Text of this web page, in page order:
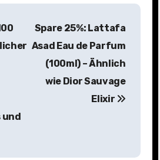
und
Spare 25%: Lattafa
Asad Eau de Parfum
(100ml) – Ähnlich
wie Dior Sauvage
Elixir